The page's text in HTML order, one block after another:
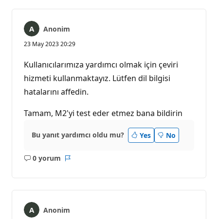
Anonim
23 May 2023 20:29
Kullanıcılarımıza yardımcı olmak için çeviri
hizmeti kullanmaktayız. Lütfen dil bilgisi
hatalarını affedin.
Tamam, M2'yi test eder etmez bana bildirin
Bu yanıt yardımcı oldu mu? Yes No
0 yorum
Açıklama
Anonim